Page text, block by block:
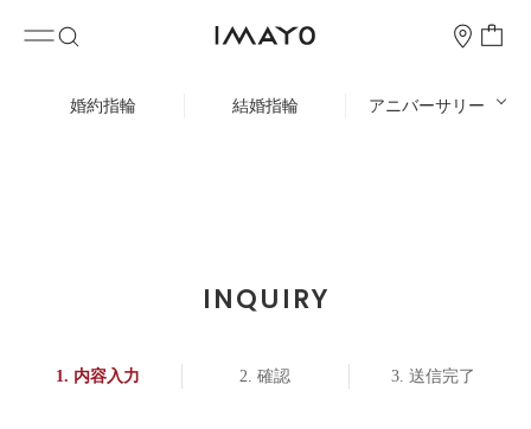
婚約指輪 結婚指輪 アニバーサリー
INQUIRY
内容入力 確認 送信完了